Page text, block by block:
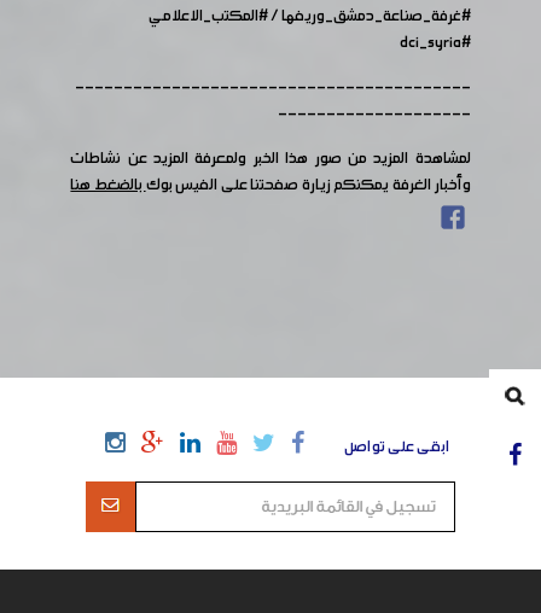
#غرفة_صناعة_دمشق_وريفها/#المكتب_الاعلامي
#dci_syria
-----------------------------------------
--------------------
لمشاهدة المزيد من صور هذا الخبر ولمعرفة المزيد عن نشاطات
وأخبار الغرفة يمكنكم زيارة صفحتنا على الفيس بوكبالضغط هنا
ابقى على تواصل